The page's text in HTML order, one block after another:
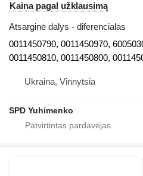
Kaina pagal užklausimą
Atsarginė dalys - diferencialas
0011450790, 0011450970,
0011450810, 0011450800,
Ukraina, Vinnytsia
SPD Yuhimenko